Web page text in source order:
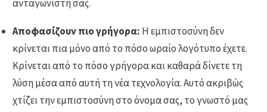
ανταγωνιστή σας.
Αποφασίζουν πιο γρήγορα: Η εμπιστοσύνη δεν
κρίνεται πια μόνο από το πόσο ωραίο λογότυπο έχετε.
Κρίνεται από το πόσο γρήγορα και καθαρά δίνετε τη
λύση μέσα από αυτή τη νέα τεχνολογία. Αυτό ακριβώς
χτίζει την εμπιστοσύνη στο όνομα σας, το γνωστό μας